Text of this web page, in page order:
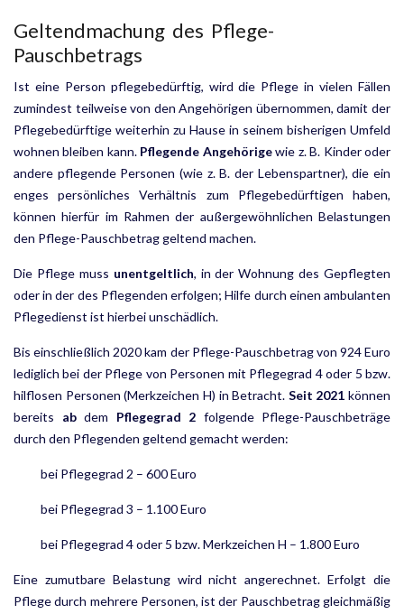
Geltendmachung des Pflege-
Pauschbetrags
Ist eine Person pflegebedürftig, wird die Pflege in vielen Fällen
zumindest teilweise von den Angehörigen übernommen, damit der
Pflegebedürftige weiterhin zu Hause in seinem bisherigen Umfeld
wohnen bleiben kann. Pflegende Angehörigewie z. B. Kinder oder
andere pflegende Personen (wie z. B. der Lebenspartner), die ein
enges persönliches Verhältnis zum Pflegebedürftigen haben,
können hierfür im Rahmen der außer­gewöhnlichen Belastungen
den Pflege-Pauschbetrag geltend machen.
Die Pflege muss unentgeltlich, in der Wohnung des Gepflegten
oder in der des Pflegenden erfolgen; Hilfe durch einen ambulanten
Pflegedienst ist hierbei unschädlich.
Bis einschließlich 2020 kam der Pflege-Pauschbetrag von 924 Euro
lediglich bei der Pflege von Personen mit Pflegegrad 4 oder 5 bzw.
hilflosen Personen (Merkzeichen H) in Betracht. Seit 2021 können
bereits abdem Pflegegrad 2 folgende Pflege-Pauschbeträge
durch den Pflegenden geltend gemacht werden:
bei Pflegegrad 2 – 600 Euro
bei Pflegegrad 3 – 1.100 Euro
bei Pflegegrad 4 oder 5 bzw. Merkzeichen H – 1.800 Euro
Eine zumutbare Belastung wird nicht angerechnet. Erfolgt die
Pflege durch mehrere Personen, ist der Pauschbetrag gleichmäßig